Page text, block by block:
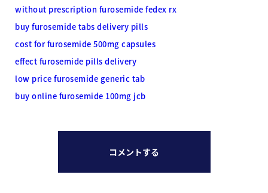
without prescription furosemide fedex rx
buy furosemide tabs delivery pills
cost for furosemide 500mg capsules
effect furosemide pills delivery
low price furosemide generic tab
buy online furosemide 100mg jcb
コメントする